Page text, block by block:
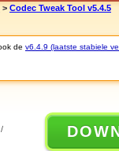
> Codec Tweak Tool v5.4.5
de v6.4.9 (laatste stabiele